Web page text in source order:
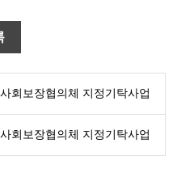
회보장협의체 지정기탁사업
회보장협의체 지정기탁사업